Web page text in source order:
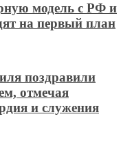
модель с РФ и
на первый план
поздравили
отмечая
и служения